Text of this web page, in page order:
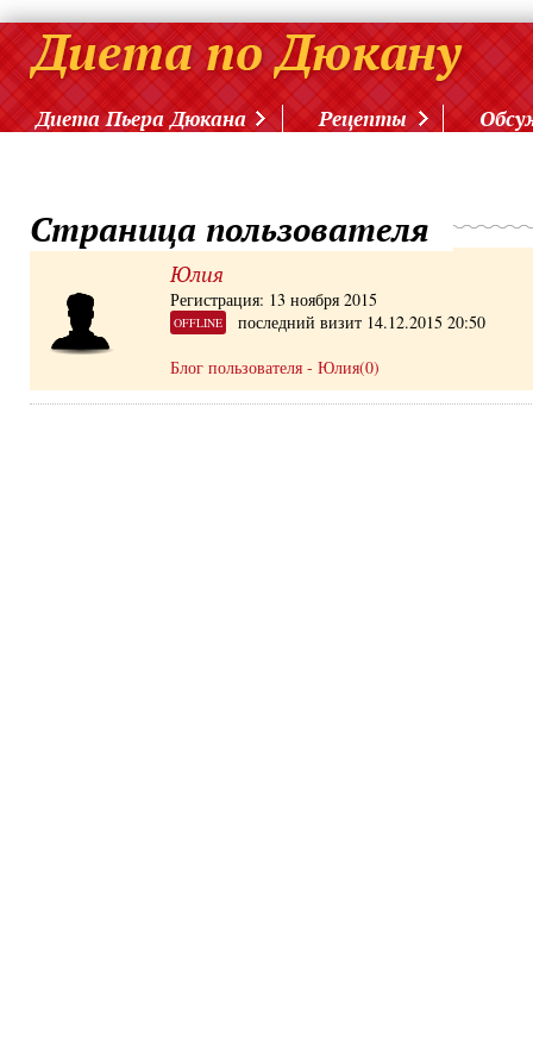
Диета Пьера Дюкана Рецепты
Страница пользователя
Юлия
Регистрация: 13 ноября 2015
OFFLINE
последний визит 14.12.2015 20:50
Блог пользователя - Юлия(0)